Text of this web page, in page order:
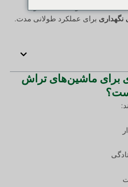
شده است
نگهداری برای عملکرد طولانی مدت.
برای ماشین‌های تراش